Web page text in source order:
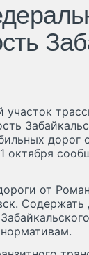
дорог
октября
от
Содержать